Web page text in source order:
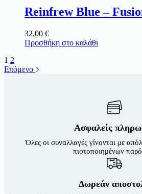
Reinfrew Blue –
32,00 €
Προσθήκη στο καλάθι
1 2
Επόμενο
Ασφαλείς
Όλες οι συναλλαγές γίνονται με
πιστοποιημένων
Δωρεάν